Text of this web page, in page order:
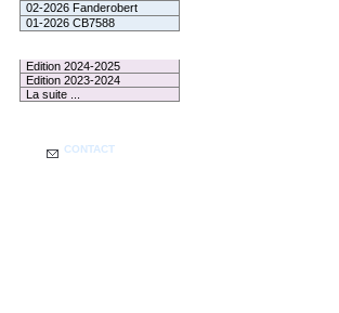
02-2026 Fanderobert
01-2026 CB7588
Edition 2024-2025
Edition 2023-2024
La suite ...
CONTACT